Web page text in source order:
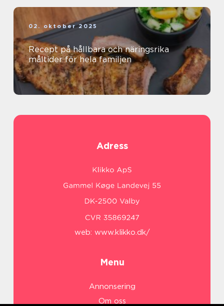
02. oktober 2025
Recept på hållbara och näringsrika
måltider för hela familjen
Adress
web: www.klikko.dk/
Menu
Annonsering
Om oss